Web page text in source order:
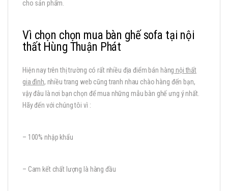
cho sản phẩm.
Vì chọn chọn mua bàn ghế sofa tại nội
thất Hùng Thuận Phát
Hiện nay trên thị trường có rất nhiều địa điểm bán hàng nội thất
gia đình, nhiều trang web cũng tranh nhau chào hàng đến bạn,
vậy đâu là nơi bạn chọn để mua những mẫu bàn ghế ưng ý nhất.
Hãy đến với chúng tôi vì :
– 100% nhập khẩu
– Cam kết chất lượng là hàng đầu